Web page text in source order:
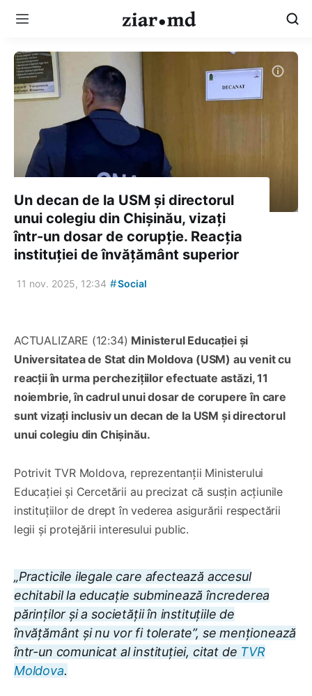
Un decan de la USM și directorul
unui colegiu din Chișinău, vizați
într-un dosar de corupție. Reacția
instituției de învățământ superior
11 nov. 2025, 12:34 #Social
ACTUALIZARE (12:34) Ministerul Educației și
Universitatea de Stat din Moldova (USM) au venit cu
reacții în urma perchezițiilor efectuate astăzi, 11
noiembrie, în cadrul unui dosar de corupere în care
sunt vizați inclusiv un decan de la USM și directorul
unui colegiu din Chișinău.
Potrivit TVR Moldova, reprezentanții Ministerului
Educației și Cercetării au precizat că susțin acțiunile
instituțiilor de drept în vederea asigurării respectării
legii și protejării interesului public.
„Practicile ilegale care afectează accesul
echitabil la educație subminează încrederea
părinților și a societății în instituțiile de
învățământ și nu vor fi tolerate”, se menționează
într-un comunicat al instituției, citat de TVR
Moldova.